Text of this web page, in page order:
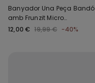
Banyador Una Peça Bandó
amb Frunzit Micro
Reciclada
12,00 € 19,99 € -40%